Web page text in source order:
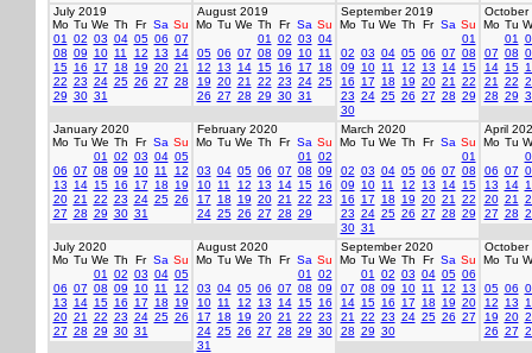
July 2019
Mo Tu We Th Fr Sa Su
01
02 03 04 05 06 07
08 09 10 11 12 13
14
15 16 17 18 19 20 21
22 23 24 25 26 27 28
29 30 31
August 2019
Mo Tu We Th Fr Sa Su
01
02 03 04
05 06 07 08 09 10 11
12
13 14 15 16 17
18
19 20 21 22 23 24 25
26 27 28 29 30 31
September 2019
Mo Tu We Th Fr Sa Su
01
02 03 04 05 06 07 08
09
10 11 12 13 14 15
16
17 18 19 20 21
22
23 24 25 26 27 28 29
30
October
Mo Tu
01
07 08
14 15
21
22
28 29
January 2020
Mo Tu We Th Fr Sa Su
01
02 03 04 05
06 07 08 09 10 11
12
13
14 15 16 17 18
19
20 21 22 23 24 25 26
27 28 29 30 31
February 2020
Mo Tu We Th Fr Sa Su
01
02
03 04 05 06 07 08 09
10 11 12 13 14 15 16
17
18 19 20 21 22 23
24 25 26 27 28 29
March 2020
Mo Tu We Th Fr Sa Su
01
02 03 04 05 06 07 08
09
10 11 12 13 14 15
16
17 18 19 20 21
22
23 24 25 26 27 28 29
30 31
April
Mo Tu
06 07
13
14
20 21
27 28
July 2020
Mo Tu We Th Fr Sa Su
01
02 03 04 05
06 07 08 09 10 11
12
13
14 15 16 17 18
19
20 21 22 23 24 25 26
27 28 29 30 31
August 2020
Mo Tu We Th Fr Sa Su
01
02
03 04 05 06 07 08 09
10 11 12 13 14 15 16
17
18 19 20 21 22 23
24 25 26 27 28 29 30
31
September 2020
Mo Tu We Th Fr Sa Su
01
02 03 04 05 06
07 08 09 10 11 12
13
14 15 16 17 18 19 20
21
22 23 24 25 26 27
28 29 30
October
Mo Tu
05 06
12
13
19 20
26 27